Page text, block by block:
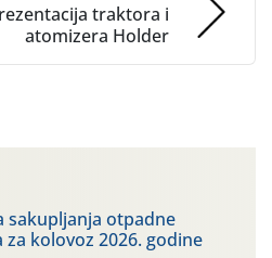
traktora i
atomizera Holder
sakupljanja otpadne
kolovoz 2026. godine